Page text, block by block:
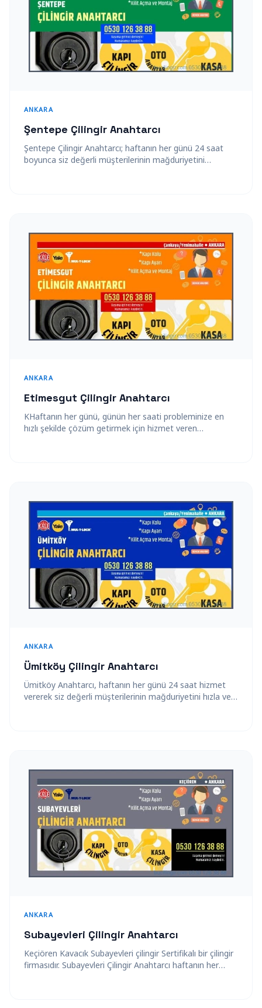
ANKARA
Şentepe Çilingir Anahtarcı
Şentepe Çilingir Anahtarcı; haftanın her günü 24 saat
boyunca siz değerli müşterilerinin mağduriyetini
ANKARA
Etimesgut Çilingir Anahtarcı
KHaftanın her günü, günün her saati probleminize en
hızlı şekilde çözüm getirmek için hizmet veren
ANKARA
Ümitköy Çilingir Anahtarcı
Ümitköy Anahtarcı, haftanın her günü 24 saat hizmet
vererek siz değerli müşterilerinin mağduriyetini hızla ve
ANKARA
Subayevleri Çilingir Anahtarcı
Keçiören Kavacık Subayevleri çilingir Sertifikalı bir çilingir
firmasıdır. Subayevleri Çilingir Anahtarcı haftanın her